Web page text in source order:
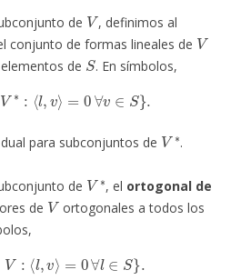
de
V
, definimos al
conjunto de formas lineales de
V
de
S
. En símbolos,
V∗ ⟨l, ⟩= ∀v∈ }
para subconjuntos de
V∗
.
de
V∗
, el ortogonal de
de
V
ortogonales a todos los
∈V ⟨l, = ∀l∈S }.